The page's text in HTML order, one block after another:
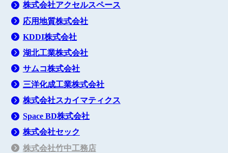
株式会社アクセルスペース
応用地質株式会社
KDDI株式会社
湖北工業株式会社
サムコ株式会社
三洋化成工業株式会社
株式会社スカイマティクス
Space BD株式会社
株式会社セック
株式会社竹中工務店